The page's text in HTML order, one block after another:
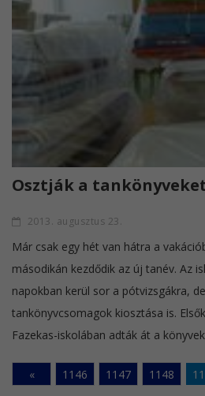
Osztják a
2013. augusztus 23.
Már csak egy hét van hátra a
másodikán kezdődik az új tanév. Az
napokban kerül sor a pótvizsgákra,
tankönyvcsomagok kiosztása is.
Fazekas-iskolában adták át a
« 1146 1147 1148